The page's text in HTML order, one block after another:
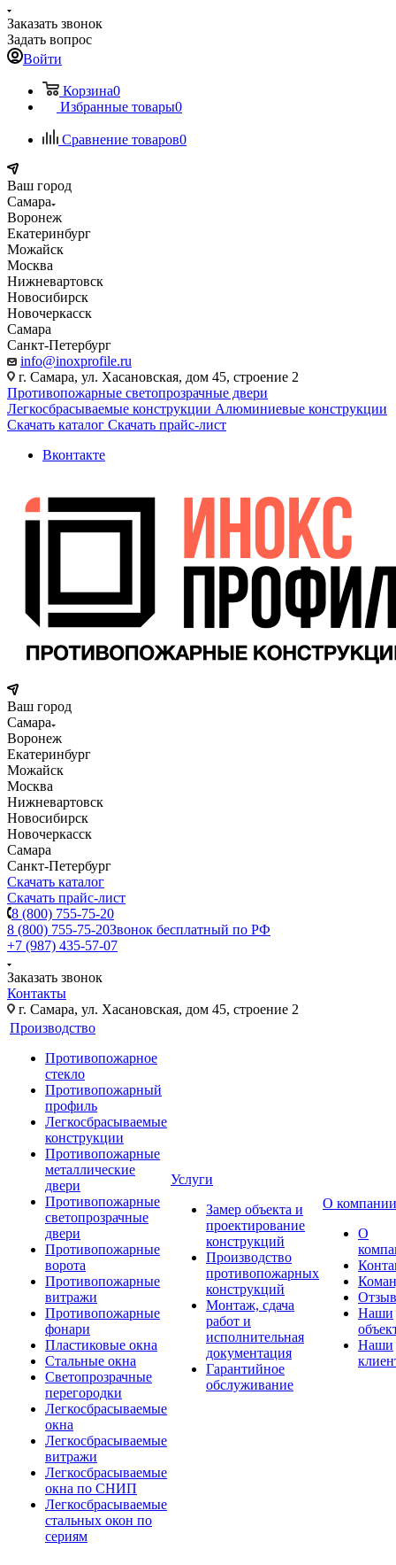
Заказать звонок
Задать вопрос
Войти
Корзина0
Избранные товары0
Сравнение товаров0
Ваш город
Самара
Воронеж
Екатеринбург
Можайск
Москва
Нижневартовск
Новосибирск
Новочеркасск
Самара
Санкт-Петербург
info@inoxprofile.ru
г. Самара, ул. Хасановская, дом 45, строение 2
Противопожарные светопрозрачные двери
Легкосбрасываемые конструкции Алюминиевые конструкции
Скачать каталог Скачать прайс-лист
Вконтакте
Ваш город
Самара
Воронеж
Екатеринбург
Можайск
Москва
Нижневартовск
Новосибирск
Новочеркасск
Самара
Санкт-Петербург
Скачать каталог
Скачать прайс-лист
8 (800) 755-75-20
8 (800) 755-75-20Звонок бесплатный по РФ
+7 (987) 435-57-07
Заказать звонок
Контакты
г. Самара, ул. Хасановская, дом 45, строение 2
Производство
Противопожарное
стекло
Противопожарный
профиль
Легкосбрасываемые
конструкции
Противопожарные
металлические
двери
Противопожарные
светопрозрачные
двери
Противопожарные
ворота
Противопожарные
витражи
Противопожарные
фонари
Пластиковые окна
Стальные окна
Светопрозрачные
перегородки
Легкосбрасываемые
окна
Легкосбрасываемые
витражи
Легкосбрасываемые
окна по СНИП
Легкосбрасываемые
стальных окон по
сериям
Услуги
Замер объекта и
проектирование
конструкций
Производство
противопожарных
конструкций
Монтаж, сдача
работ и
исполнительная
документация
Гарантийное
обслуживание
О компании
О
Наши
Наши